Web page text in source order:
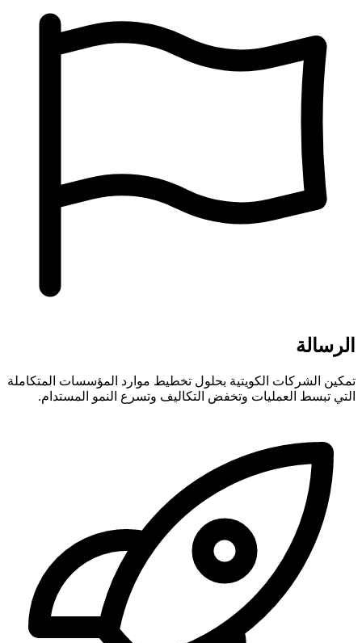
الرسالة
تمكين الشركات الكويتية بحلول تخطيط موارد المؤسسات المتكاملة
التي تبسط العمليات وتخفض التكاليف وتسرع النمو المستدام.